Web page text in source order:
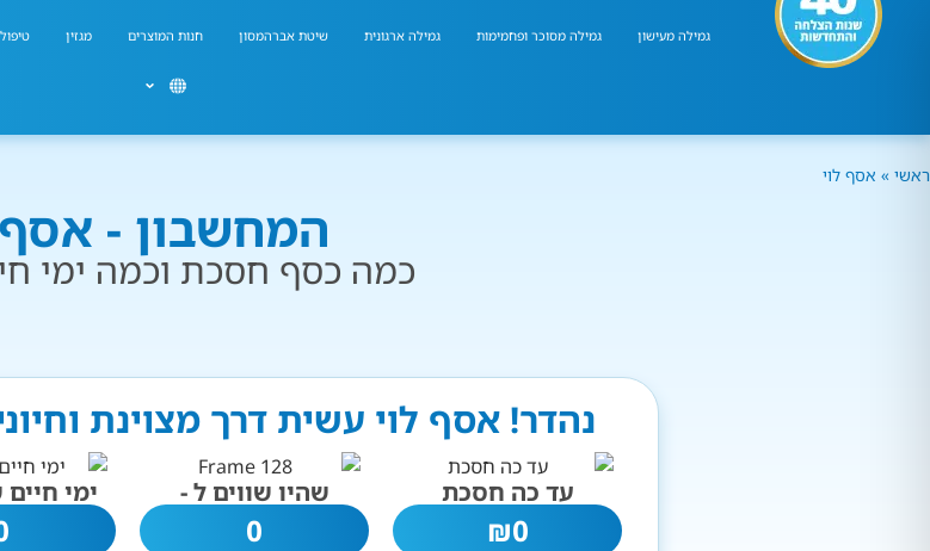
גמילה מעישון גמילה מסוכר ופחמימות גמילה ארגונית שיטת אברהמסון חנות המוצרים מגזין
ראשי » אסף לוי
המחשבון - אסף
כמה כסף חסכת וכמה ימי
נהדר! אסף לוי עשית דרך מצוינת
עד כה חסכת
0
₪
שהיו שווים ל -
0
ימי